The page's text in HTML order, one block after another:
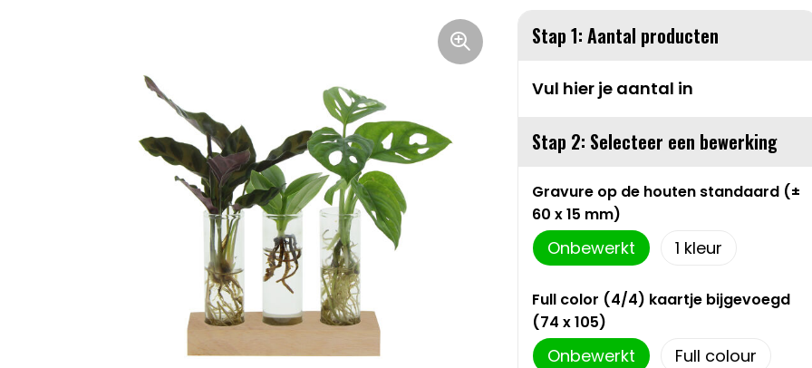
Stap 1: Aantal producten
Vul hier je aantal in
Stap 2: Selecteer een bewerking
Gravure op de houten standaard (±
60 x 15 mm)
Onbewerkt 1
Full color (4/4) kaartje bijgevoegd
(74 x 105)
Onbewerkt Full colour